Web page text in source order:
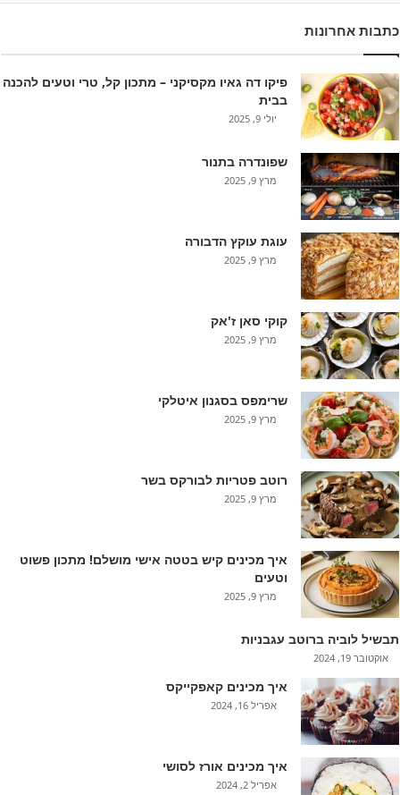
כתבות אחרונות
פיקו דה גאיו מקסיקני – מתכון קל, טרי וטעים להכנה
בבית
יולי 9, 2025
שפונדרה בתנור
מרץ 9, 2025
עוגת עוקץ הדבורה
מרץ 9, 2025
קוקי סאן ז'אק
מרץ 9, 2025
שרימפס בסגנון איטלקי
מרץ 9, 2025
רוטב פטריות לבורקס בשר
מרץ 9, 2025
איך מכינים קיש בטטה אישי מושלם! מתכון פשוט
וטעים
מרץ 9, 2025
תבשיל לוביה ברוטב עגבניות
אוקטובר 19, 2024
איך מכינים קאפקייקס
אפריל 16, 2024
איך מכינים אורז לסושי
אפריל 2, 2024